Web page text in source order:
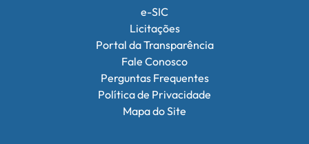
e-SIC
Licitações
Portal da Transparência
Fale Conosco
Perguntas Frequentes
Política de Privacidade
Mapa do Site